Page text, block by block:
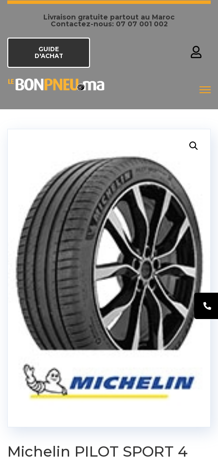
Livraison gratuite partout au Maroc
Contactez-nous: 07 07 001 002
GUIDE
D'ACHAT
Michelin PILOT SPORT 4